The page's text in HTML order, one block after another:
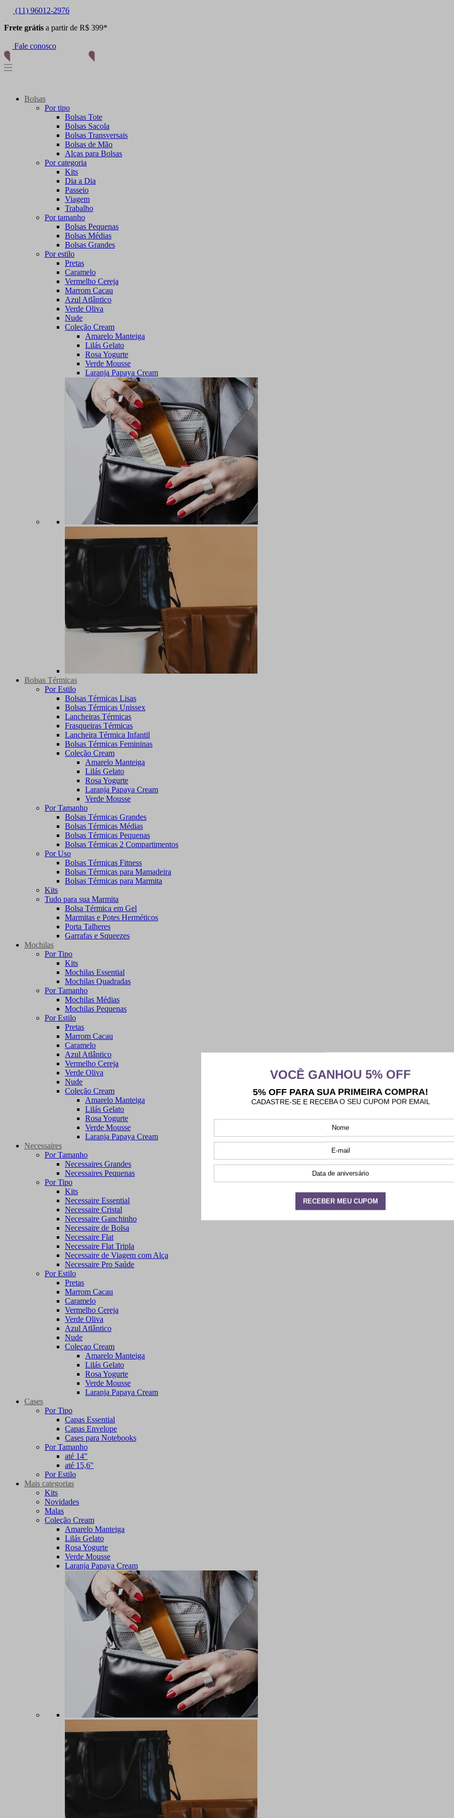
(11) 96012-2976
Frete grátis a partir de R$ 399*
Fale conosco
Bolsas
Por tipo
Bolsas Tote
Bolsas Sacola
Bolsas Transversais
Bolsas de Mão
Alças para Bolsas
Por categoria
Kits
Dia a Dia
Passeio
Viagem
Trabalho
Por tamanho
Bolsas Pequenas
Bolsas Médias
Bolsas Grandes
Por estilo
Pretas
Caramelo
Vermelho Cereja
Marrom Cacau
Azul Atlântico
Verde Oliva
Nude
Coleção Cream
Amarelo Manteiga
Lilás Gelato
Rosa Yogurte
Verde Mousse
Laranja Papaya Cream
Bolsas Térmicas
Por Estilo
Bolsas Térmicas Lisas
Bolsas Térmicas Unissex
Lancheiras Térmicas
Frasqueiras Térmicas
Lancheira Térmica Infantil
Bolsas Térmicas Femininas
Coleção Cream
Amarelo Manteiga
Lilás Gelato
Rosa Yogurte
Laranja Papaya Cream
Verde Mousse
Por Tamanho
Bolsas Térmicas Grandes
Bolsas Térmicas Médias
Bolsas Térmicas Pequenas
Bolsas Térmicas 2 Compartimentos
Por Uso
Bolsas Térmicas Fitness
Bolsas Térmicas para Mamadeira
Bolsas Térmicas para Marmita
Kits
Tudo para sua Marmita
Bolsa Térmica em Gel
Marmitas e Potes Herméticos
Porta Talheres
Garrafas e Squeezes
Mochilas
Por Tipo
Kits
Mochilas Essential
Mochilas Quadradas
Por Tamanho
Mochilas Médias
Mochilas Pequenas
Por Estilo
Pretas
Marrom Cacau
Caramelo
Azul Atlântico
Vermelho Cereja
Verde Oliva
Nude
Coleção Cream
Amarelo Manteiga
Lilás Gelato
Rosa Yogurte
Verde Mousse
Laranja Papaya Cream
Necessaires
Por Tamanho
Necessaires Grandes
Necessaires Pequenas
Por Tipo
Kits
Necessaire Essential
Necessaire Cristal
Necessaire Ganchinho
Necessaire de Bolsa
Necessaire Flat
Necessaire Flat Tripla
Necessaire de Viagem com Alça
Necessaire Pro Saúde
Por Estilo
Pretas
Marrom Cacau
Caramelo
Vermelho Cereja
Verde Oliva
Azul Atlântico
Nude
Coleçao Cream
Amarelo Manteiga
Lilás Gelato
Rosa Yogurte
Verde Mousse
Laranja Papaya Cream
Cases
Por Tipo
Capas Essential
Capas Envelope
Cases para Notebooks
Por Tamanho
até 14"
até 15,6"
Por Estilo
Mais categorias
Kits
Novidades
Malas
Coleção Cream
Amarelo Manteiga
Lilás Gelato
Rosa Yogurte
Verde Mousse
Laranja Papaya Cream